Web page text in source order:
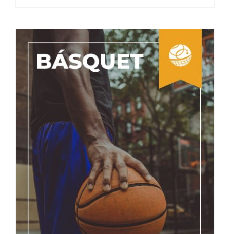
Ecuador en la Copa del Mundo.